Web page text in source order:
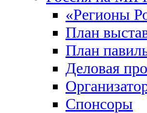
«Регионы
План
План
Деловая
Спонсоры